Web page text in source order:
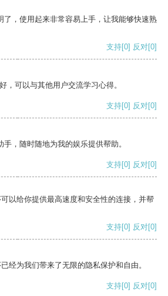
了，使用起来非常容易上手，让我能够快速熟
支持[0] 反对[0]
，可以与其他用户交流学习心得。
支持[0] 反对[0]
，随时随地为我的娱乐提供帮助。
支持[0] 反对[0]
以给你提供最高速度和安全性的连接，并帮
支持[0] 反对[0]
经为我们带来了无限的隐私保护和自由。
支持[0] 反对[0]